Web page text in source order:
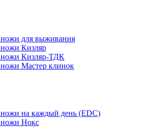
для выживания
Кизляр
Кизляр-ТДК
Мастер клинок
на каждый день (EDC)
Нокс